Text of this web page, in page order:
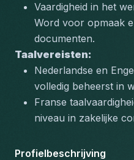
Vaardigheid in het
Word voor opmaak
documenten.
Taalvereisten:
Nederlandse en
volledig beheerst in
Franse
niveau in zakelijke
Profielbeschrijving